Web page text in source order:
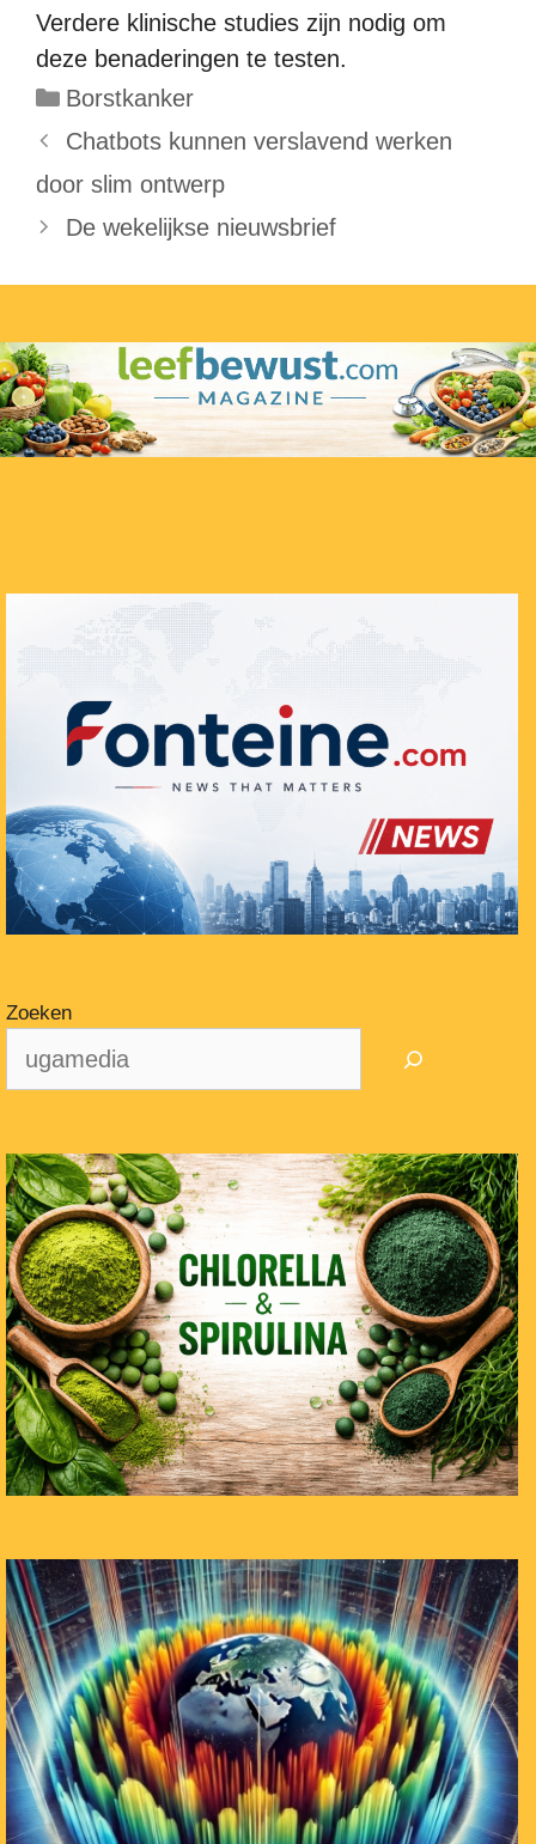
Verdere klinische studies zijn nodig om
deze benaderingen te testen.
Categorieën
Borstkanker
Chatbots kunnen verslavend werken
door slim ontwerp
De wekelijkse nieuwsbrief
Zoeken